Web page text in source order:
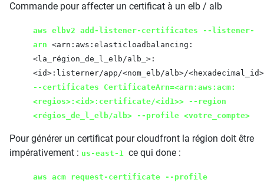
Commande pour affecter un certificat à un elb / alb
aws elbv2 add-listener-certificates --listener-
arn <arn:aws:elasticloadbalancing:
<la_région_de_l_elb/alb_>:
<id>:listerner/app/<nom_elb/alb>/
--certificates CertificateArn=<arn:aws:acm:
<regios>:<id>:certificate/<id1>>
--region
<régios_de_l_elb/alb>
--profile <votre_compte>
Pour générer un certificat pour cloudfront la région doit être
impérativement : us-east-1 ce qui done :
aws acm request-certificate --profile